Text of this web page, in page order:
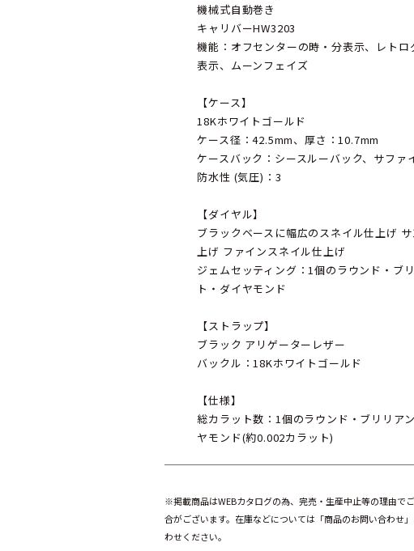
機械式自動巻き
キャリバーHW3203
機能：オフセンターの時・分表示、レトロ
表示、ムーンフェイズ
【ケース】
18Kホワイトゴールド
ケース径：42.5mm、厚さ：10.7mm
ケースバック：シースルーバック、サファ
防水性 (気圧)：3
【ダイヤル】
ブラックベースに幅広のスネイル仕上げ
上げ ファインスネイル仕上げ
ジェムセッティング：1個のラウンド・ブ
ト・ダイヤモンド
【ストラップ】
ブラック アリゲーターレザー
バックル：18Kホワイトゴールド
【仕様】
総カラット数：1個のラウンド・ブリリア
ヤモンド(約0.002カラット)
※掲載商品はWEBカタログの為、完売・生産中止等の理由で
合がございます。在庫などについては「商品のお問い合わせ
わせください。